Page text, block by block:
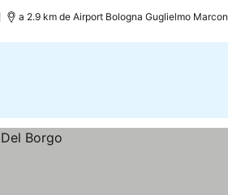
a 2.9 km de Airport Bologna Guglielmo